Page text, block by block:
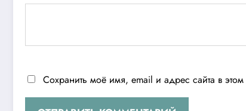
Сохранить моё имя, email и адрес сайта в